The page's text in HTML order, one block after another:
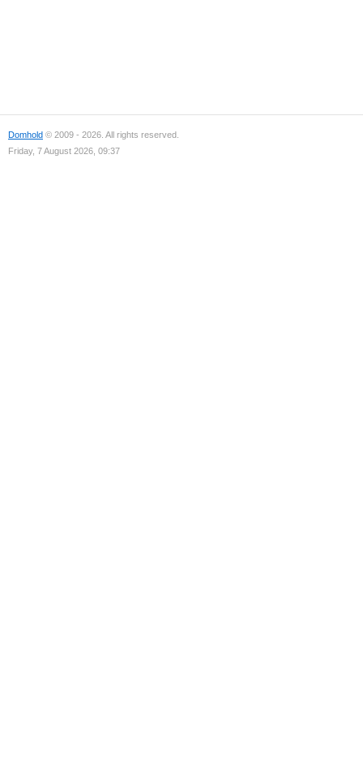
Domhold © 2009 - 2026. All rights reserved.
Friday, 7 August 2026, 09:37